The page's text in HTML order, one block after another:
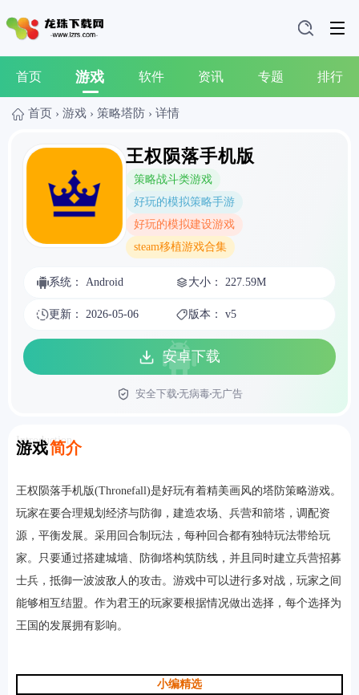
首页 游戏 软件 资讯 专题 排行
首页 › 游戏 › 策略塔防 › 详情
王权陨落手机版
策略战斗类游戏
好玩的模拟策略手游
好玩的模拟建设游戏
steam移植游戏合集
系统： Android 大小： 227.59M
更新： 2026-05-06 版本： v5
安卓下载
安全下载无病毒无广告
游戏简介
Introduction
王权陨落手机版(Thronefall)是好玩有着精美画风的塔防策略游戏。
玩家在要合理规划经济与防御，建造农场、兵营和箭塔，调配资
源，平衡发展。采用回合制玩法，每种回合都有独特玩法带给玩
家。 只要通过搭建城墙、防御塔构筑防线，并且同时建立兵营招募
士兵，抵御一波波敌人的攻击。 游戏中可以进行多对战，玩家之间
能够相互结盟。作为君王的玩家要根据情况做出选择，每个选择为
王国的发展拥有影响。
小编精选